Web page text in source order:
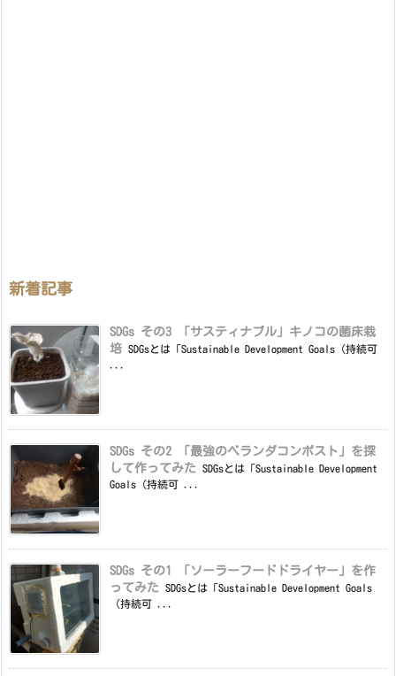
新着記事
SDGs その3 「サスティナブル」キノコの菌床栽
培 SDGsとは「Sustainable Development Goals（持続可
SDGs その2 「最強のベランダコンポスト」を探
して作ってみた
SDGsとは「Sustainable Development
Goals（持続可 ...
SDGs その1 「ソーラーフードドライヤー」を作
ってみた
SDGsとは「Sustainable Development Goals
（持続可 ...